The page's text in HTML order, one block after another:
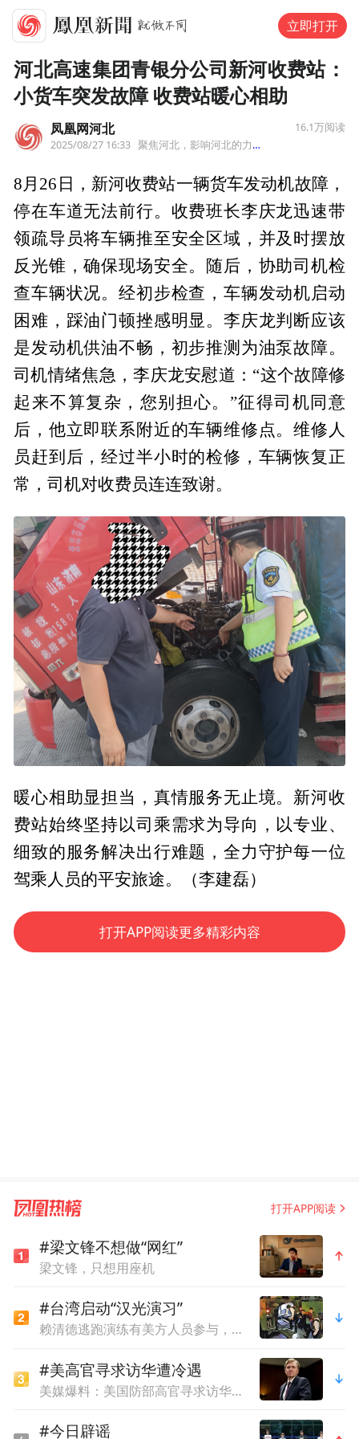
立即打开
河北高速集团青银分公司新河收费站：
小货车突发故障 收费站暖心相助
凤凰网河北
2025/08/27 16:33 聚焦河北，影响河北的力量。
16.1万阅读
8月26日，新河收费站一辆货车发动机故障，
停在车道无法前行。收费班长李庆龙迅速带
领疏导员将车辆推至安全区域，并及时摆放
反光锥，确保现场安全。随后，协助司机检
查车辆状况。经初步检查，车辆发动机启动
困难，踩油门顿挫感明显。李庆龙判断应该
是发动机供油不畅，初步推测为油泵故障。
司机情绪焦急，李庆龙安慰道：“这个故障修
起来不算复杂，您别担心。”征得司机同意
后，他立即联系附近的车辆维修点。维修人
员赶到后，经过半小时的检修，车辆恢复正
常，司机对收费员连连致谢。
暖心相助显担当，真情服务无止境。新河收
费站始终坚持以司乘需求为导向，以专业、
细致的服务解决出行难题，全力守护每一位
驾乘人员的平安旅途。（李建磊）
打开APP阅读更多精彩内容
打开APP阅读
#梁文锋不想做“网红”
梁文锋，只想用座机
#台湾启动“汉光演习”
赖清德逃跑演练有美方人员参与，台媒体人：终于正式演练逃亡计划了
#美高官寻求访华遭冷遇
美媒爆料：美国防部高官寻求访华，却遭中方冷遇
#今日辟谣